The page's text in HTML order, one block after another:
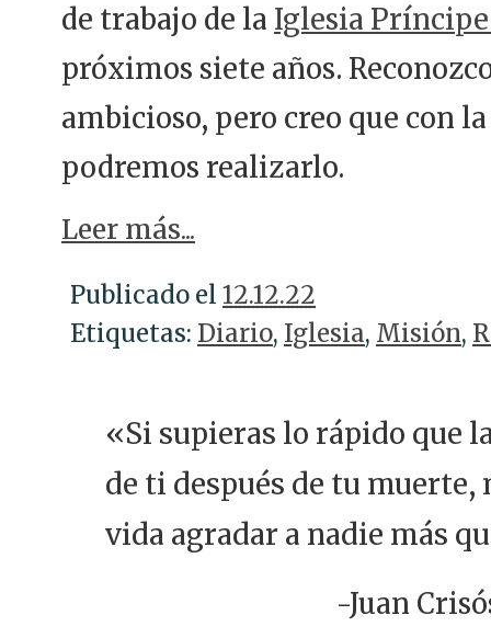
de trabajo de la Iglesia Príncipe
próximos siete años.
ambicioso, pero creo que con
podremos realizarlo.
Leer más...
Publicado el 12.12.22
Etiquetas: Diario, Iglesia, Misión,
«Si supieras lo rápido que
de ti después de tu muerte,
vida agradar a nadie más
-Juan